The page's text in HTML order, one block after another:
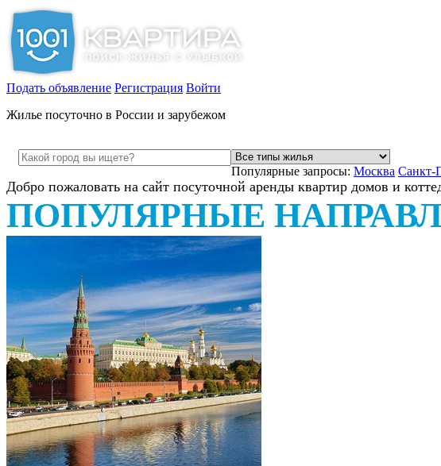
Подать объявление Регистрация Войти
Жилье посуточно в России и зарубежом
Популярные запросы: Москва Санкт-
Добро пожаловать на сайт посуточной аренды квартир домов и
ПОПУЛЯРНЫЕ